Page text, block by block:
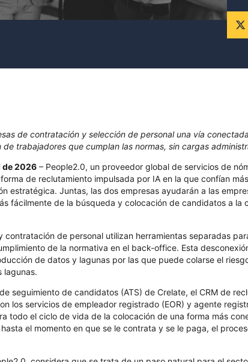
de contratación y selección de personal una vía
trabajadores que cumplan las normas, sin cargas
de 2026 – People2.0, un proveedor global de servicios de
de reclutamiento impulsada por IA en la que confían
estratégica. Juntas, las dos empresas ayudarán a las
fácilmente de la búsqueda y colocación de candidatos a la
contratación de personal utilizan herramientas separadas
de la normativa en el back-office. Esta
de datos y lagunas por las que puede colarse el
lagunas.
seguimiento de candidatos (ATS) de Crelate, el CRM de
los servicios de empleador registrado (EOR) y agente
todo el ciclo de vida de la colocación de una forma más
el momento en que se le contrata y se le paga, el